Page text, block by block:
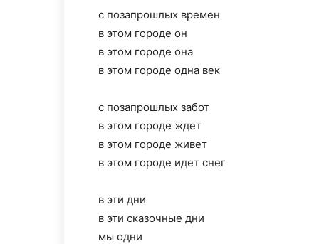
с позапрошлых времен
в этом городе он
в этом городе она
в этом городе одна век
с позапрошлых забот
в этом городе ждет
в этом городе живет
в этом городе идет снег
в эти дни
в эти сказочные дни
мы одни